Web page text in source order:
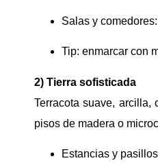
Salas y
Tip: enmarcar con
2) Tierra sofisticada
Terracota suave, arcilla,
pisos de madera o
Estancias y